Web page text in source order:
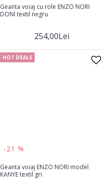
Geanta voiaj cu role ENZO NORI
DONI textil negru
254,00Lei
HOT DEALS
-21 %
Geanta voiaj ENZO NORI model
KANYE textil gri